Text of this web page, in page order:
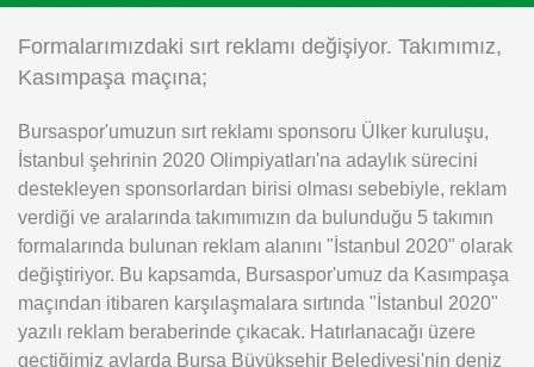
Instagram
iOS
Formalarımızdaki sırt reklamı değişiyor. Takımımız,
Kasımpaşa maçına;
Bursaspor'umuzun sırt reklamı sponsoru Ülker kuruluşu,
İstanbul şehrinin 2020 Olimpiyatları'na adaylık sürecini
destekleyen sponsorlardan birisi olması sebebiyle, reklam
verdiği ve aralarında takımımızın da bulunduğu 5 takımın
formalarında bulunan reklam alanını "İstanbul 2020" olarak
değiştiriyor. Bu kapsamda, Bursaspor'umuz da Kasımpaşa
maçından itibaren karşılaşmalara sırtında "İstanbul 2020"
yazılı reklam beraberinde çıkacak. Hatırlanacağı üzere
geçtiğimiz aylarda Bursa Büyükşehir Belediyesi'nin deniz